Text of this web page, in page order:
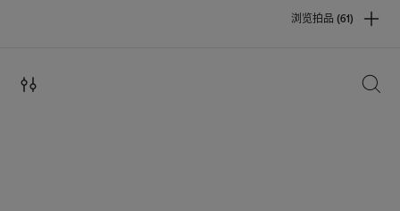
浏览拍品 (61)
搜索